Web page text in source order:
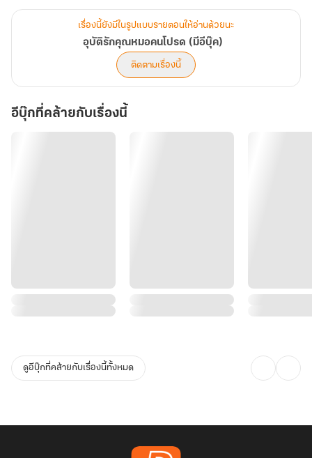
เรื่องนี้ยังมีในรูปแบบรายตอนให้อ่านด้วยนะ
อุบัติรักคุณหมอคนโปรด (มีอีบุ๊ค)
ติดตามเรื่องนี้
อีบุ๊กที่คล้ายกับเรื่องนี้
ดูอีบุ๊กที่คล้ายกับเรื่องนี้ทั้งหมด